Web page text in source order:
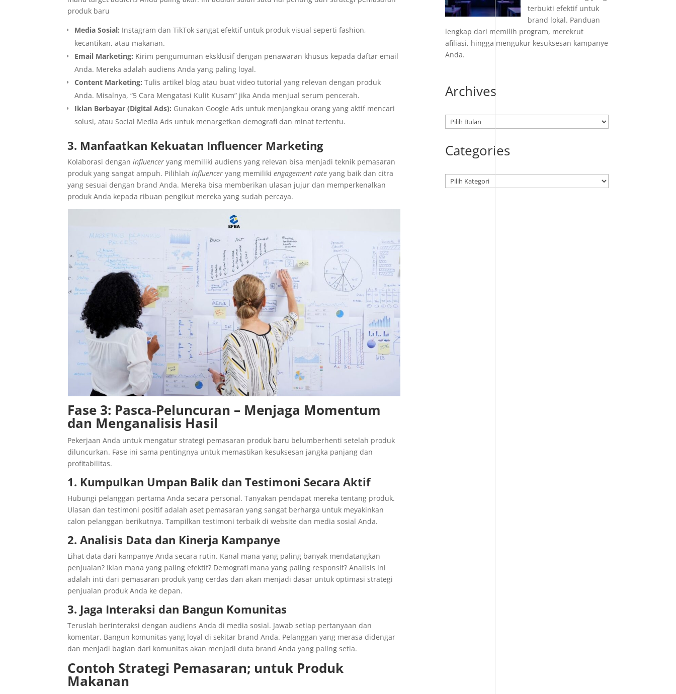
produk baru
Media Sosial: Instagram dan TikTok sangat efektif untuk produk visual seperti fashion,
kecantikan, atau makanan.
Email Marketing: Kirim pengumuman eksklusif dengan penawaran khusus kepada daftar email
Anda. Mereka adalah audiens Anda yang paling loyal.
Content Marketing: Tulis artikel blog atau buat video tutorial yang relevan dengan produk
Anda. Misalnya, “5 Cara Mengatasi Kulit Kusam” jika Anda menjual serum pencerah.
Iklan Berbayar (Digital Ads): Gunakan Google Ads untuk menjangkau orang yang aktif mencari
solusi, atau Social Media Ads untuk menargetkan demografi dan minat tertentu.
3. Manfaatkan Kekuatan Influencer Marketing
Kolaborasi denganinfluencer yang memiliki audiens yang relevan bisa menjadi teknik pemasaran
produk yang sangat ampuh. Pilihlahinfluencer yang memilikiengagement rate yang baik dan citra
yang sesuai dengan brand Anda. Mereka bisa memberikan ulasan jujur dan memperkenalkan
produk Anda kepada ribuan pengikut mereka yang sudah percaya.
Fase 3: Pasca-Peluncuran – Menjaga Momentum
dan Menganalisis Hasil
Pekerjaan Anda untuk mengatur strategi pemasaran produk baru belumberhenti setelah produk
diluncurkan. Fase ini sama pentingnya untuk memastikan kesuksesan jangka panjang dan
profitabilitas.
1. Kumpulkan Umpan Balik dan Testimoni Secara Aktif
Hubungi pelanggan pertama Anda secara personal. Tanyakan pendapat mereka tentang produk.
Ulasan dan testimoni positif adalah aset pemasaran yang sangat berharga untuk meyakinkan
calon pelanggan berikutnya. Tampilkan testimoni terbaik di website dan media sosial Anda.
2. Analisis Data dan Kinerja Kampanye
Lihat data dari kampanye Anda secara rutin. Kanal mana yang paling banyak mendatangkan
penjualan? Iklan mana yang paling efektif? Demografi mana yang paling responsif? Analisis ini
adalah inti dari pemasaran produk yang cerdas dan akan menjadi dasar untuk optimasi strategi
penjualan produk Anda ke depan.
3. Jaga Interaksi dan Bangun Komunitas
Teruslah berinteraksi dengan audiens Anda di media sosial. Jawab setiap pertanyaan dan
komentar. Bangun komunitas yang loyal di sekitar brand Anda. Pelanggan yang merasa didengar
dan menjadi bagian dari komunitas akan menjadi duta brand Anda yang paling setia.
Contoh Strategi Pemasaran; untuk Produk
Makanan
terbukti efektif untuk
brand lokal. Panduan
lengkap dari memilih program, merekrut
afiliasi, hingga mengukur kesuksesan kampanye
Anda.
Archives
Arsip
Categories
Kategori